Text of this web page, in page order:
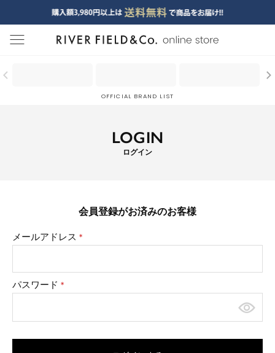
menu
OFFICIAL BRAND LIST
LOGIN
ログイン
会員登録がお済みのお客様
メールアドレス
(必
パスワード
(必